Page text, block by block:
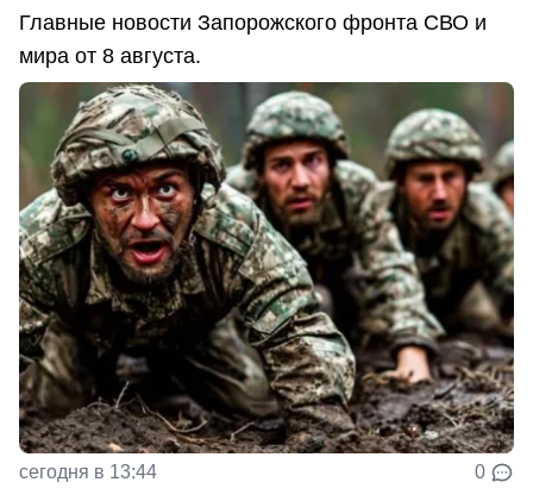
Главные новости Запорожского фронта СВО и
мира от 8 августа.
сегодня в 13:44 0